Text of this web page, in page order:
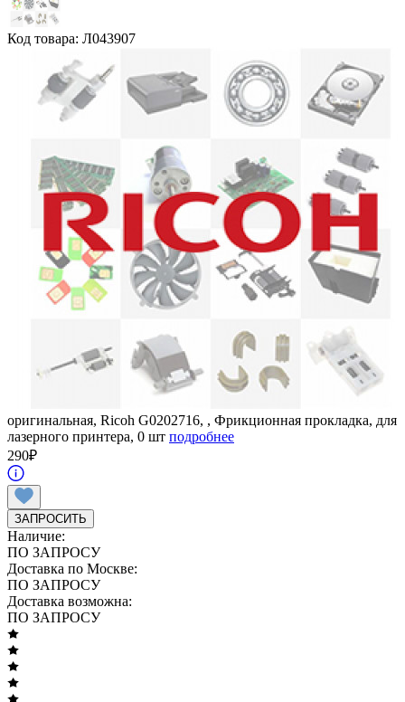
Код товара: Л043907
оригинальная, Ricoh G0202716, , Фрикционная прокладка, для
лазерного принтера, 0 шт подробнее
290₽
ЗАПРОСИТЬ
Наличие:
ПО ЗАПРОСУ
Доставка по Москве:
ПО ЗАПРОСУ
Доставка возможна:
ПО ЗАПРОСУ